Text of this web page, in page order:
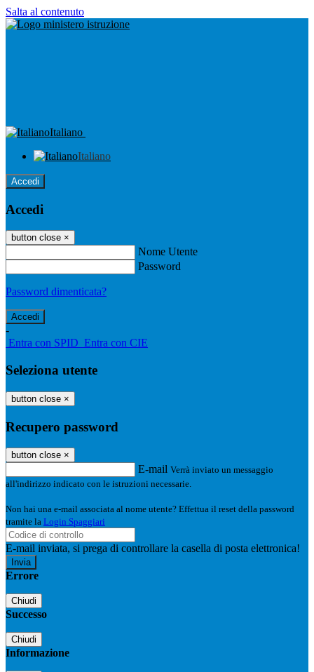
Salta al contenuto
Italiano
Italiano
Accedi
Accedi
button close ×
Nome Utente
Password
Password dimenticata?
-
Entra con SPID Entra con CIE
Seleziona utente
button close ×
Recupero password
button close ×
E-mail Verrà inviato un messaggio
all'indirizzo indicato con le istruzioni necessarie.
Non hai una e-mail associata al nome utente? Effettua il reset della password
tramite la Login Spaggiari
E-mail inviata, si prega di controllare la casella di posta elettronica!
Errore
Chiudi
Successo
Chiudi
Informazione